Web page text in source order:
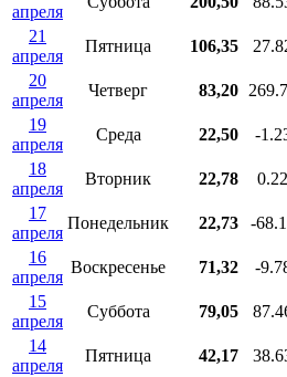
апреля
21
апреля
Пятница 106,35
20
апреля
Четверг 83,20
19
апреля
Среда 22,50 -
18
апреля
Вторник 22,78 0.22
17
апреля
Понедельник 22,73 -
16
апреля
Воскресенье 71,32 -
15
апреля
Суббота 79,05
14
апреля
Пятница 42,17